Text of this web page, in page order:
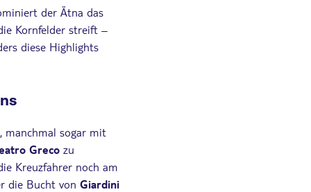
der Ätna das
Kornfelder streift –
diese Highlights
manchmal sogar mit
Grecozu
Kreuzfahrer noch am
die Bucht von Giardini